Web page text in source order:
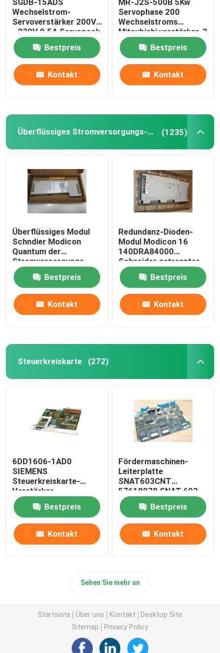
Wechselstrom-
Servoverstärker 200V
- 230V 9.5A Servopack
gab 10 Ampere ein
Bestpreis
Kontakt
Servophase 200
Wechselstroms
Mitsubishi verstärker-3
bis 230VAC 50/60Hz
Bestpreis
Kontakt
Überflüssiges Stromversorgungs-Modul (1235)
Überflüssiges Modul
Schndier Modicon
Quantum der
Stromversorgungs-
140DRC83000
Input/OutputBestpreis
Kontakt
Redundanz-Dioden-
Modul Modicon 16
140DRA84000
Schneider getrennter
Ertrag
Bestpreis
Kontakt
Steuerkreiskarte (272)
6DD1606-1AD0
SIEMENS
Steuerkreiskarte-
Verstärker-
Leiterplatte PT20M
32MHz Bestpreis
Kontakt
Fördermaschinen-
Leiterplatte
SNAT603CNT
57618078 SNAT 603
CNT 61007041 Steuer
Bestpreis
Kontakt
Sehen Sie mehr an
Startseite Über uns Kontakt
Desktop Site
Sitemap
Privacy Policy